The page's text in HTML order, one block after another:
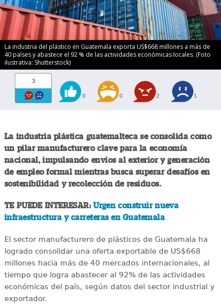
La industria del plástico en Guatemala exporta US$668 millones a más de
40 países y abastece el 92 % de las actividades económicas locales. (Foto
ilustrativa: Shutterstock)
3
0 0 2 1
La industria plástica guatemalteca se consolida como
un pilar manufacturero clave para la economía
nacional, impulsando envíos al exterior y generación
de empleo formal mientras busca superar desafíos en
sostenibilidad y recolección de residuos.
TE PUEDE INTERESAR:Urgen construir nueva
infraestructura y carreteras en Guatemala
El sector manufacturero de plásticos de Guatemala ha
logrado consolidar una oferta exportable de US$668
millones hacia más de 40 mercados internacionales, al
tiempo que logra abastecer al 92% de las actividades
económicas del país, según datos del sector industrial y
exportador.